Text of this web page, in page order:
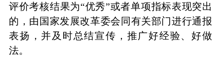
评价考核结果为“优秀”或者单项指标表现突出
的，由国家发展改革委会同有关部门进行通报
表扬，并及时总结宣传，推广好经验、好做
法。